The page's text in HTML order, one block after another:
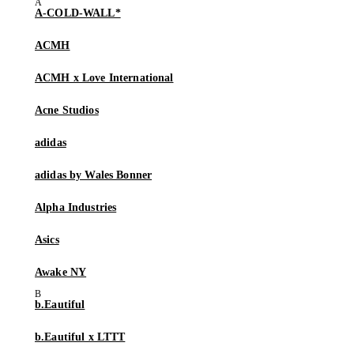
A-COLD-WALL*
ACMH
ACMH x Love International
Acne Studios
adidas
adidas by Wales Bonner
Alpha Industries
Asics
Awake NY
b.Eautiful
b.Eautiful x LTTT